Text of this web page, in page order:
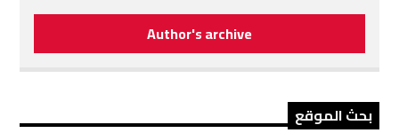
Author's archive
بحث الموقع